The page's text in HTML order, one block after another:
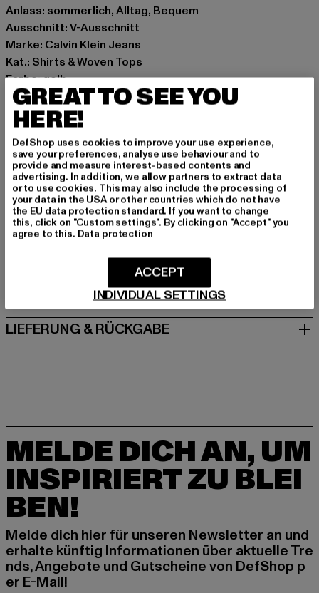
Anlass: sommerlich, Alltag, Bequem
Ausschnitt: V-Ausschnitt
Marke: Calvin Klein Jeans
Kat.: Shirts & Woven Tops
Farbe: gelb
Hersteller Farbe: lemon lime
Materialzusammensetzung: 77% Polyester, 19% Modal,
4% Elasthan
Art.Nr: J20J218278-10138
Hersteller: PVH Brands Germany GmbH |
service.de@calvinklein.com
Speditionstraße 7 | 40221 Düsseldorf | DE
GRÖSSE & PASSFORM
PFLEGEHINWEISE
LIEFERUNG & RÜCKGABE
MELDE DICH AN, UM
INSPIRIERT ZU BLEI
BEN!
Melde dich hier für unseren Newsletter an und
erhalte künftig Informationen über aktuelle Tre
nds, Angebote und Gutscheine von DefShop p
er E-Mail!
GREAT TO SEE YOU
HERE!
DefShop uses cookies to improve your use experience,
save your preferences, analyse use behaviour and to
provide and measure interest-based contents and
advertising. In addition, we allow partners to extract data
or to use cookies. This may also include the processing of
your data in the USA or other countries which do not have
the EU data protection standard. If you want to change
this, click on "Custom settings". By clicking on "Accept" you
agree to this. Data protection
INDIVIDUAL SETTINGS
ACCEPT